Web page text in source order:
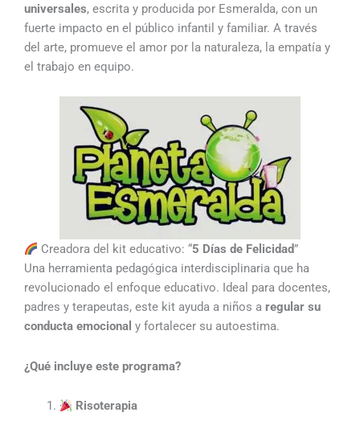
universales, escrita y producida por Esmeralda, con un
fuerte impacto en el público infantil y familiar. A través
del arte, promueve el amor por la naturaleza, la empatía y
el trabajo en equipo.
Creadora del kit educativo: “5 Días de Felicidad”
Una herramienta pedagógica interdisciplinaria que ha
revolucionado el enfoque educativo. Ideal para docentes,
padres y terapeutas, este kit ayuda a niños a regular su
conducta emocional y fortalecer su autoestima.
¿Qué incluye este programa?
Risoterapia